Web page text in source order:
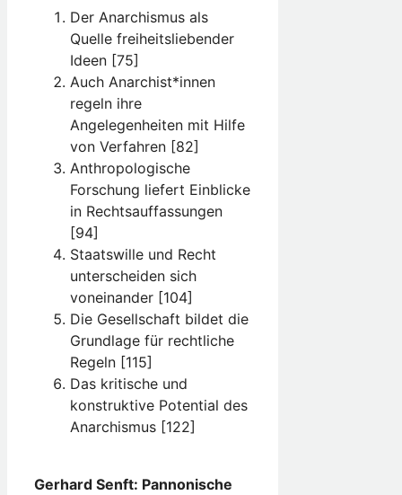
Der Anarchismus als
Quelle freiheitsliebender
Ideen [75]
Auch Anarchist*innen
regeln ihre
Angelegenheiten mit Hilfe
von Verfahren [82]
Anthropologische
Forschung liefert Einblicke
in Rechtsauffassungen
[94]
Staatswille und Recht
unterscheiden sich
voneinander [104]
Die Gesellschaft bildet die
Grundlage für rechtliche
Regeln [115]
Das kritische und
konstruktive Potential des
Anarchismus [122]
Gerhard Senft: Pannonische